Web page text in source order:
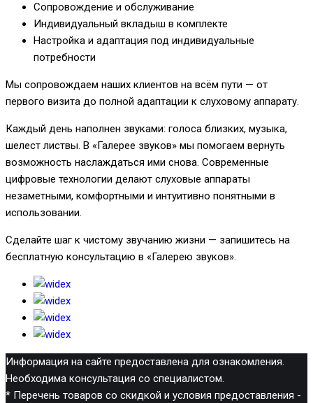
Сопровождение и обслуживание
Индивидуальный вкладыш в комплекте
Настройка и адаптация под индивидуальные
потребности
Мы сопровождаем наших клиентов на всём пути — от
первого визита до полной адаптации к слуховому аппарату.
Каждый день наполнен звуками: голоса близких, музыка,
шелест листвы. В «Галерее звуков» мы помогаем вернуть
возможность наслаждаться ими снова. Современные
цифровые технологии делают слуховые аппараты
незаметными, комфортными и интуитивно понятными в
использовании.
Сделайте шаг к чистому звучанию жизни — запишитесь на
бесплатную консультацию в «Галерею звуков».
Информация на сайте предоставлена для ознакомления.
Необходима консультация со специалистом.
* Перечень товаров со скидкой и условия предоставления -